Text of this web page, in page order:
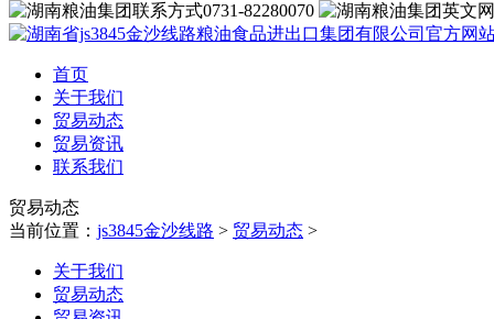
0731-82280070
首页
关于我们
贸易动态
贸易资讯
联系我们
贸易动态
当前位置： js3845金沙线路 > 贸易动态 >
关于我们
贸易动态